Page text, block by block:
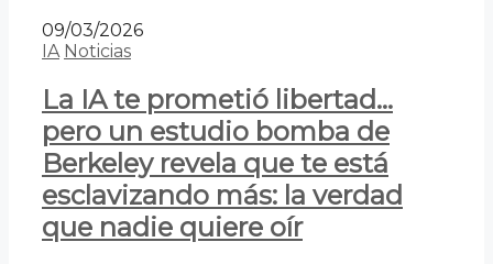
09/03/2026
IA Noticias
La IA te prometió libertad…
pero un estudio bomba de
Berkeley revela que te está
esclavizando más: la verdad
que nadie quiere oír